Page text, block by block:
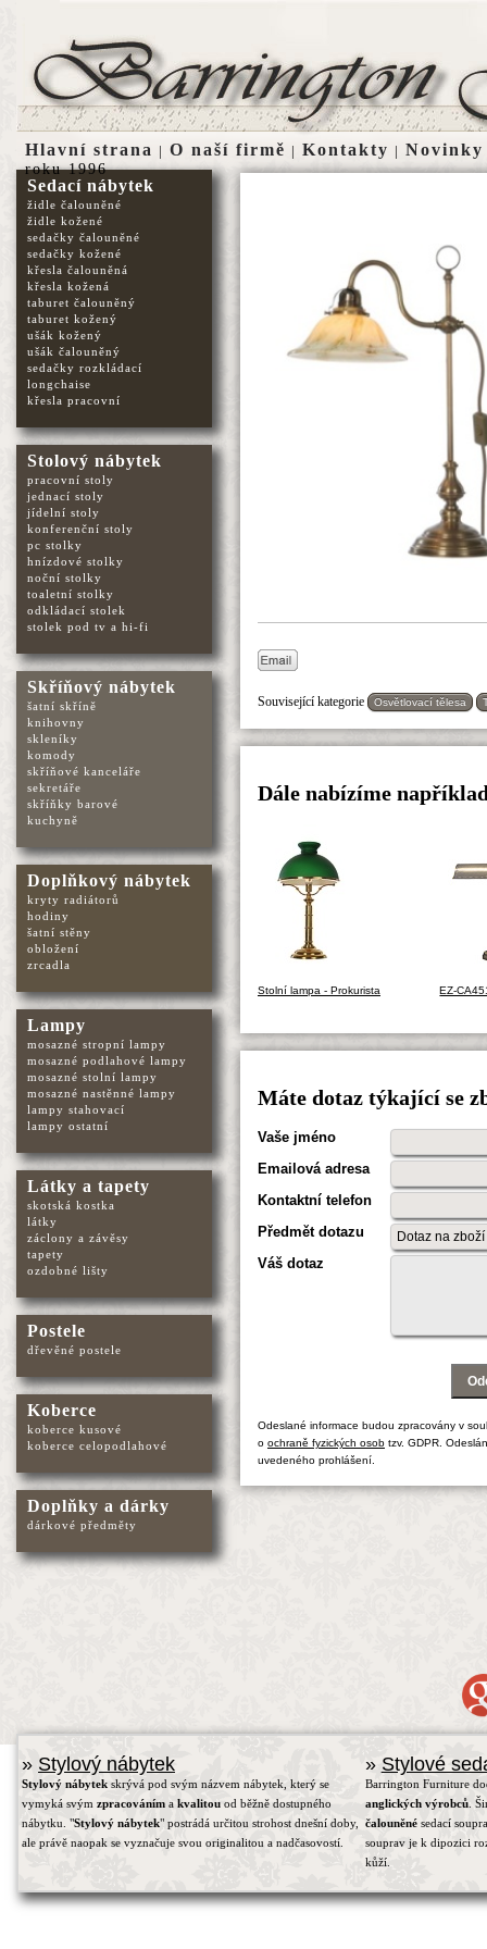
Související kategorie Osvětlovací tělesa
Dále nabízíme
Stolní lampa - Prokurista EZ-
Máte dotaz týkající se
Vaše jméno
Emailová adresa
Kontaktní telefon
Předmět dotazu
Váš dotaz
Odeslané informace budou zpracovány v
o ochraně fyzických osobtzv. GDPR.
uvedeného prohlášení.
Sedací nábytek
židle čalouněné
židle kožené
sedačky čalouněné
sedačky kožené
křesla čalouněná
křesla kožená
taburet čalouněný
taburet kožený
ušák kožený
ušák čalouněný
sedačky rozkládací
longchaise
křesla pracovní
Stolový nábytek
pracovní stoly
jednací stoly
jídelní stoly
konferenční stoly
pc stolky
hnízdové stolky
noční stolky
toaletní stolky
odkládací stolek
stolek pod tv a hi-fi
Skříňový nábytek
šatní skříně
knihovny
skleníky
komody
skříňové kanceláře
sekretáře
skříňky barové
kuchyně
Doplňkový nábytek
kryty radiátorů
hodiny
šatní stěny
obložení
zrcadla
Lampy
mosazné stropní lampy
mosazné podlahové lampy
mosazné stolní lampy
mosazné nastěnné lampy
lampy stahovací
lampy ostatní
Látky a tapety
skotská kostka
látky
záclony a závěsy
tapety
ozdobné lišty
Postele
dřevěné postele
Koberce
koberce kusové
koberce celopodlahové
Doplňky a dárky
dárkové předměty
Hlavní strana | O naší firmě | Kontakty | Novinky
roku 1996
» Stylový nábytek
Stylový nábytek skrývá pod svým názvem nábytek, který se
vymyká svým zpracováním a kvalitou od běžně dostupného
nábytku. "Stylový nábytek" postrádá určitou strohost dnešní doby,
ale právě naopak se vyznačuje svou originalitou a nadčasovostí.
» Stylové
Barrington Furniture
anglických výrobců.
čalouněnésedací
souprav je k dipozici
kůží.